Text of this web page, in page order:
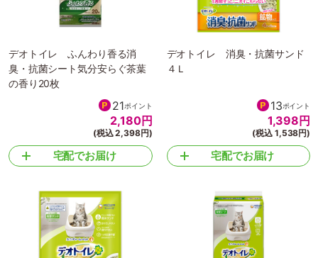
デオトイレ ふんわり香る消
臭・抗菌シート気分安らぐ茶葉
の香り20枚
21ポイント
2,180円
(税込 2,398円)
宅配でお届け
デオトイレ 消臭・抗菌サンド
４Ｌ
13ポイント
1,398 円
(税込 1,538円)
宅配でお届け